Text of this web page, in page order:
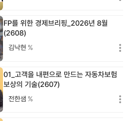
FP를 위한 경제브리핑_2026년 8월
(2608)
김낙현 %
01_고객을 내편으로 만드는 자동차보험
보상의 기술(2607)
전한샘 %